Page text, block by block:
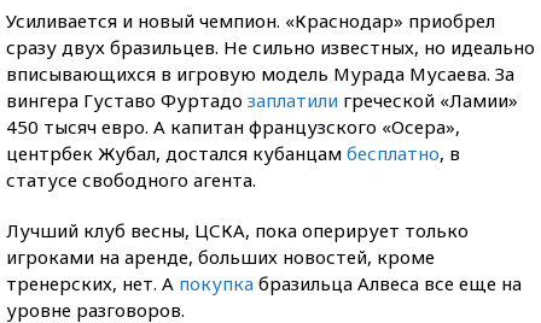
Усиливается и новый чемпион. «Краснодар» приобрел
сразу двух бразильцев. Не сильно известных, но идеально
вписывающихся в игровую модель Мурада Мусаева. За
вингера Густаво Фуртадо заплатили греческой «Ламии»
450 тысяч евро. А капитан французского «Осера»,
центрбек Жубал, достался кубанцам бесплатно, в
статусе свободного агента.
Лучший клуб весны, ЦСКА, пока оперирует только
игроками на аренде, больших новостей, кроме
тренерских, нет. А покупка бразильца Алвеса все еще на
уровне разговоров.